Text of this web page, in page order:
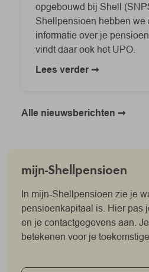
opgebouwd bij Shell
Shellpensioen hebben we
informatie over je
vindt daar ook het UPO.
Lees verder
Alle nieuwsberichten
mijn-Shellpensioen
In mijn-Shellpensioen zie je
pensioenkapitaal is. Hier pas
en je contactgegevens aan.
betekenen voor je